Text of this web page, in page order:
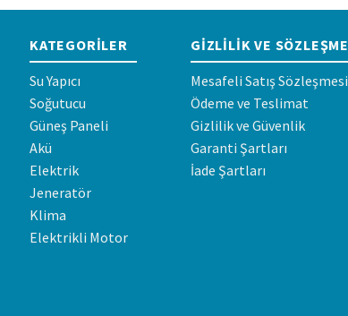
KATEGORILER
Su Yapıcı
Soğutucu
Güneş Paneli
Akü
Elektrik
Jeneratör
Klima
Elektrikli Motor
GIZLILIK VE SÖZLEŞME
Mesafeli Satış Sözleşmesi
Ödeme ve Teslimat
Gizlilik ve Güvenlik
Garanti Şartları
İade Şartları